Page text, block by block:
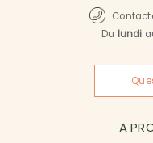
Du lundi
A